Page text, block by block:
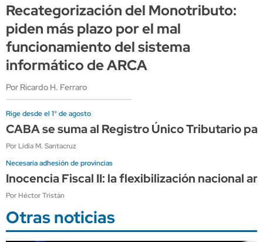
Recategorización del Monotributo:
piden más plazo por el mal
funcionamiento del sistema
informático de ARCA
Por Ricardo H. Ferraro
Rige desde el 1° de agosto
CABA se suma al Registro Único Tributario
Por Lidia M. Santacruz
Necesaria adhesión de provincias
Inocencia Fiscal II: la flexibilización nacional
Por Héctor Tristán
Otras noticias